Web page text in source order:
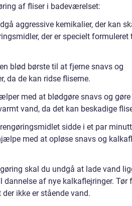
af fliser i badeværelset:
aggressive kemikalier, der kan
der er specielt formuleret
blød børste til at fjerne snavs og
da de kan ridse fliserne.
med at blødgøre snavs og gøre
vand, da det kan beskadige
sidde i et par
med at opløse snavs og
skal du undgå at lade vand
af nye kalkaflejringer. Tør
ikke er stående vand.